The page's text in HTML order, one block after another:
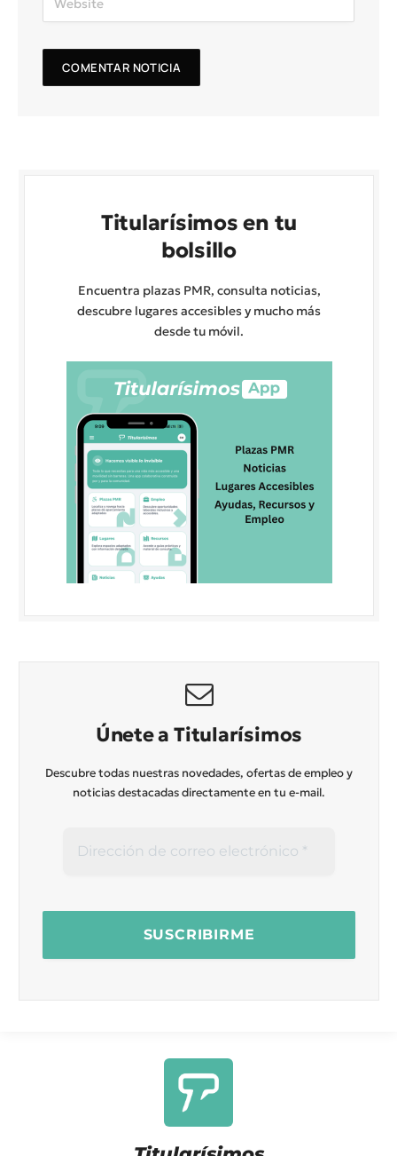
Titularísimos en tu
bolsillo
Encuentra plazas PMR, consulta noticias,
descubre lugares accesibles y mucho más
desde tu móvil.
Únete a Titularísimos
Descubre todas nuestras novedades, ofertas de empleo y
noticias destacadas directamente en tu e-mail.